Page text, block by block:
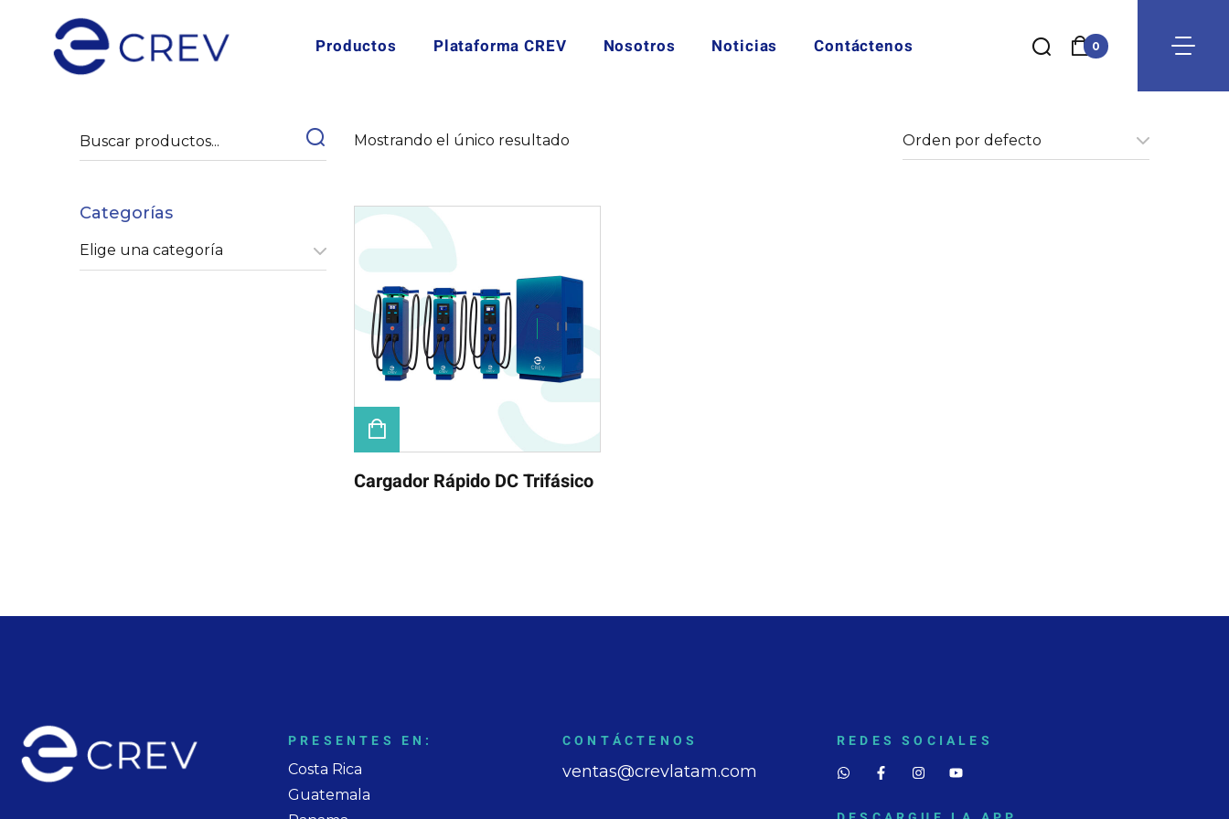
Productos Plataforma CREV Nosotros Noticias Contáctenos 0
Mostrando el único resultado
Cargador Rápido DC Trifásico
Categorías
Elige una categoría
PRESENTES EN:
Costa Rica
Guatemala
CONTÁCTENOS
ventas@crevlatam.com
REDES SOCIALES